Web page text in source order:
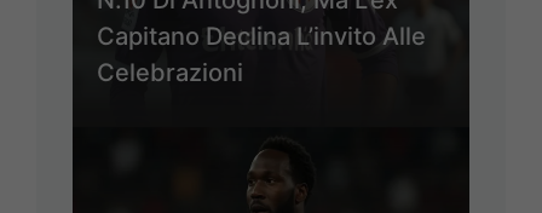
Capitano Declina L’invito Alle
Celebrazioni